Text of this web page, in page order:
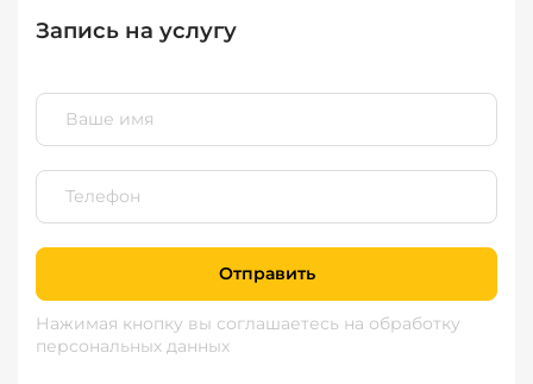
Запись на услугу
Отправить
Нажимая кнопку вы соглашаетесь на обработку
персональных данных